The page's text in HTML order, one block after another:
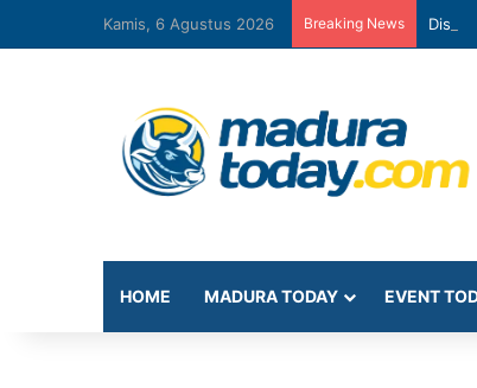
Kamis, 6 Agustus 2026 Breaking News
HOME MADURA TODAY EVENT